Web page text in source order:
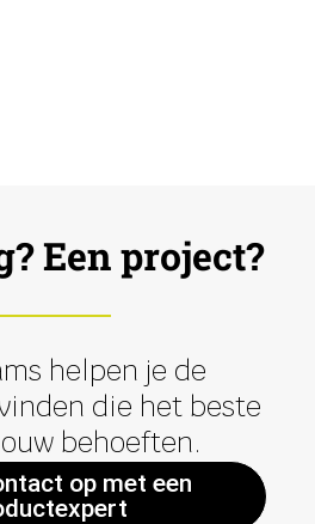
Een project?
helpen je de
die het beste
behoeften.
op met een